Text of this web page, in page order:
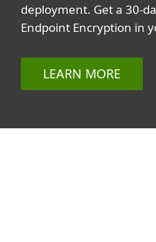
deployment. Get a 30-
Endpoint Encryption in
LEARN MORE